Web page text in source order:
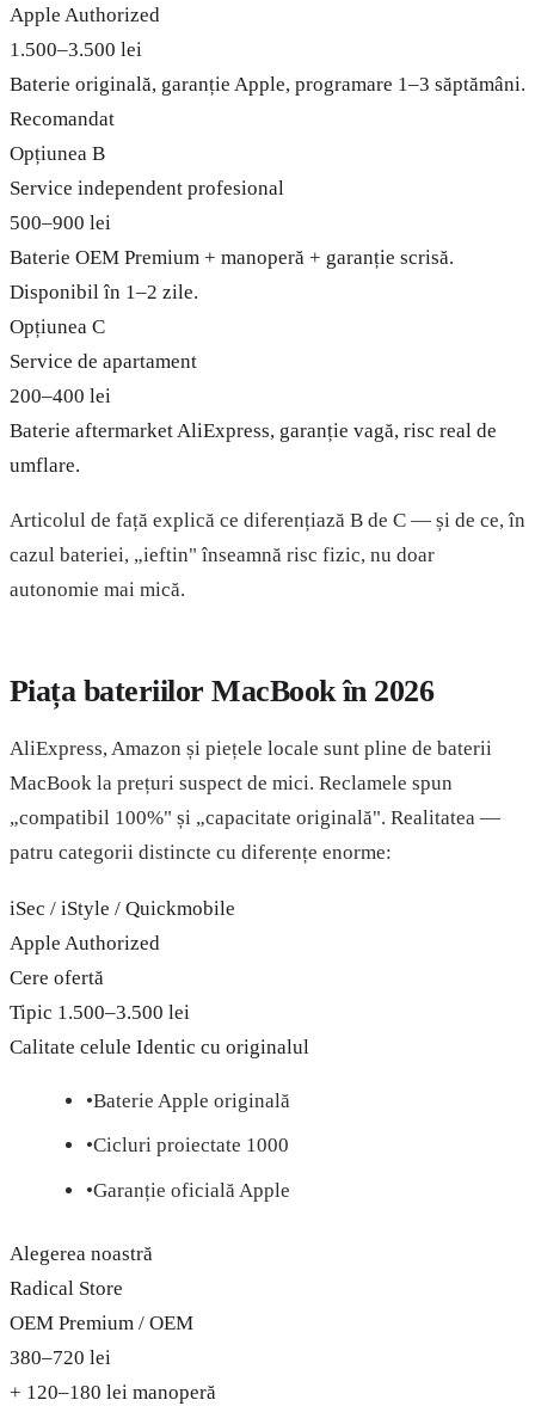
Apple Authorized
1.500–3.500 lei
Baterie originală, garanție Apple, programare 1–3 săptămâni.
Recomandat
Opțiunea B
Service independent profesional
500–900 lei
Baterie OEM Premium + manoperă + garanție scrisă.
Disponibil în 1–2 zile.
Opțiunea C
Service de apartament
200–400 lei
Baterie aftermarket AliExpress, garanție vagă, risc real de
umflare.
Articolul de față explică ce diferențiază B de C — și de ce, în
cazul bateriei, „ieftin" înseamnă risc fizic, nu doar
autonomie mai mică.
Piața bateriilor MacBook în 2026
AliExpress, Amazon și piețele locale sunt pline de baterii
MacBook la prețuri suspect de mici. Reclamele spun
„compatibil 100%" și „capacitate originală". Realitatea —
patru categorii distincte cu diferențe enorme:
iSec / iStyle / Quickmobile
Apple Authorized
Cere ofertă
Tipic 1.500–3.500 lei
Calitate celule Identic cu originalul
•Baterie Apple originală
•Cicluri proiectate 1000
•Garanție oficială Apple
Alegerea noastră
Radical Store
OEM Premium / OEM
380–720 lei
+ 120–180 lei manoperă